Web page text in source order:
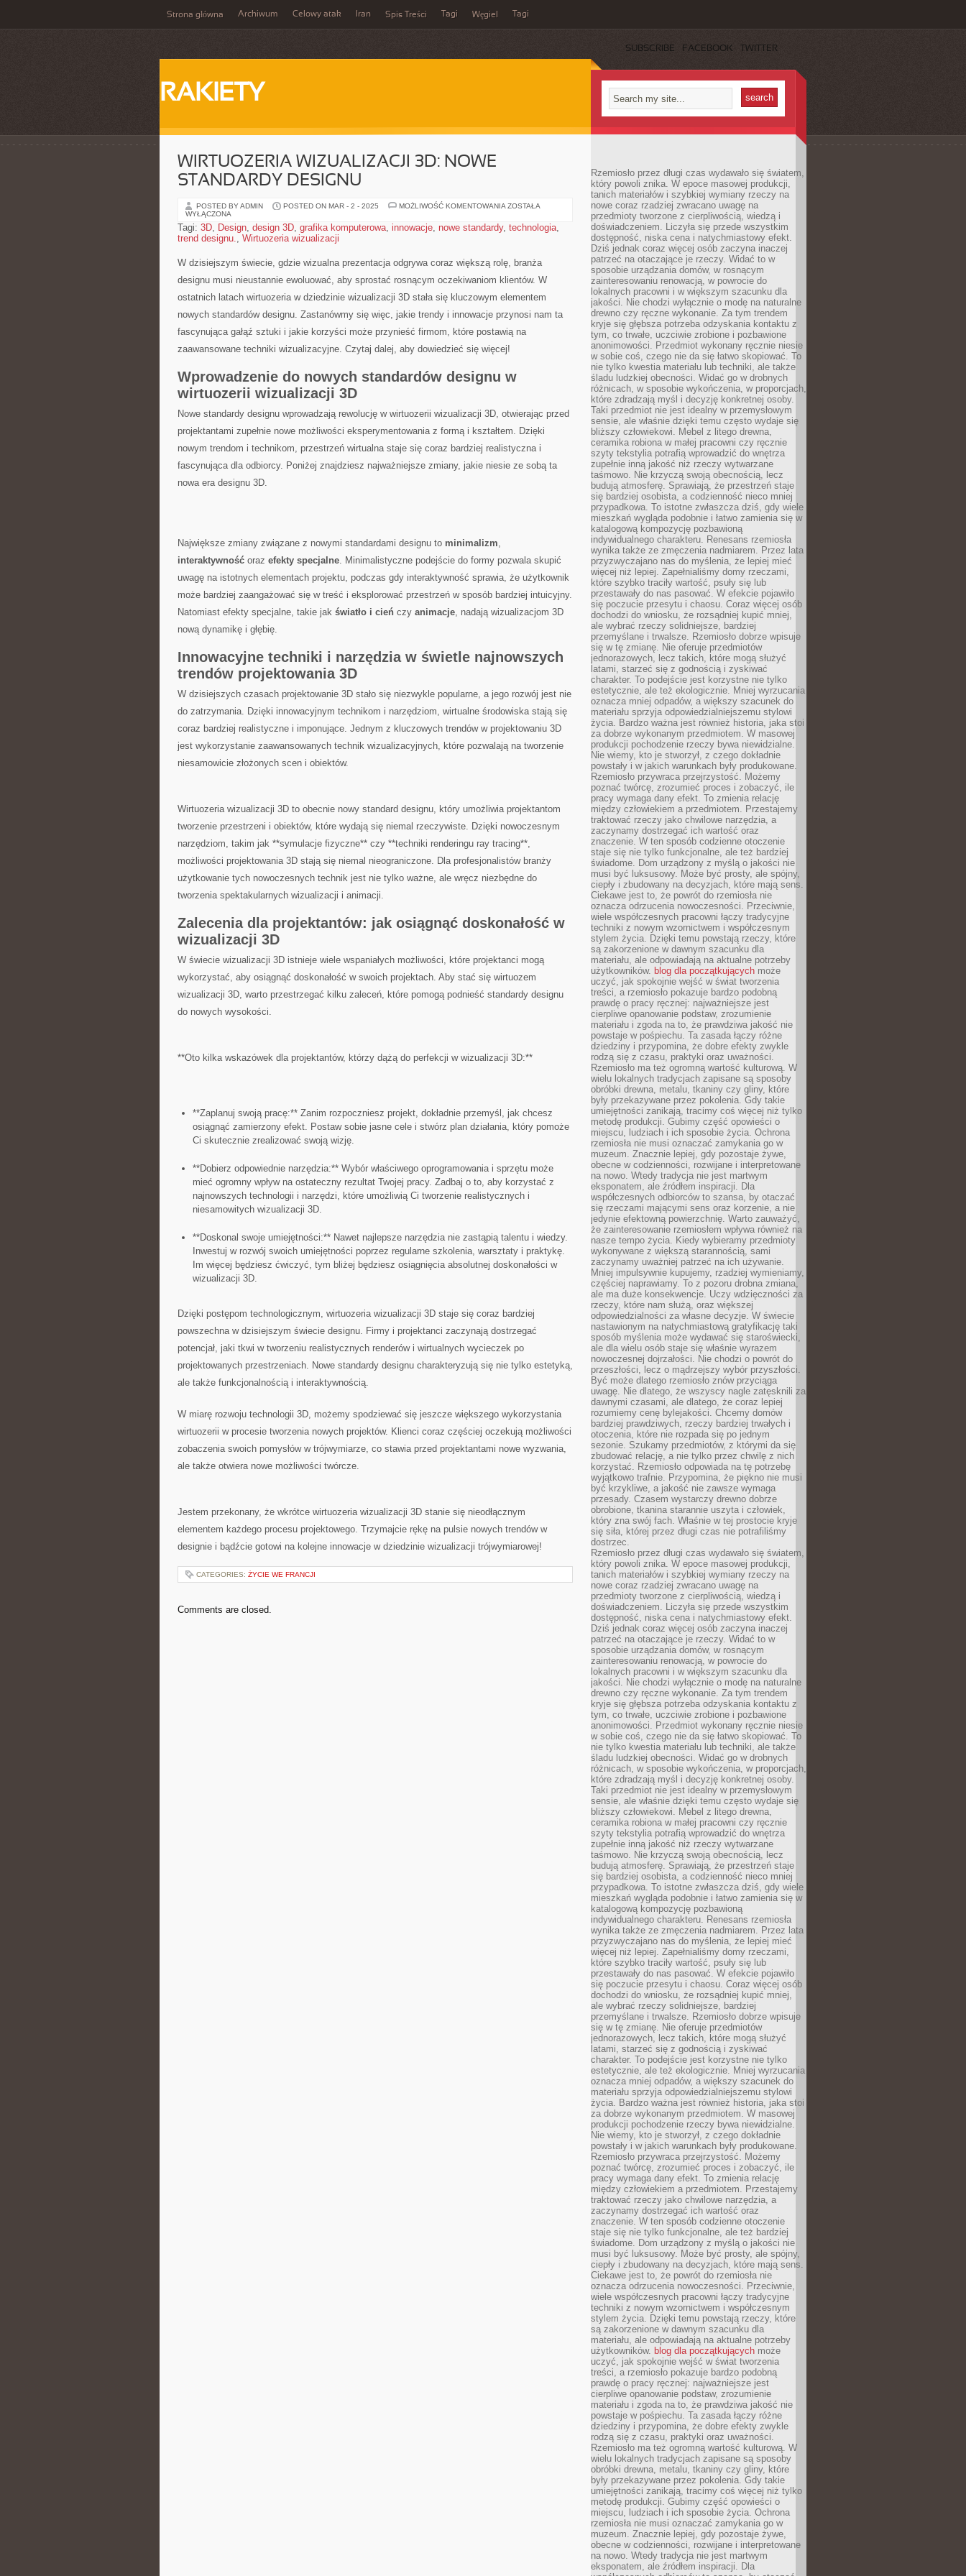
Strona główna Archiwum Celowy atak Iran Spis Treści Tagi Węgiel Tagi
SUBSCRIBE FACEBOOK TWITTER
RAKIETY
WIRTUOZERIA WIZUALIZACJI 3D: NOWE
STANDARDY DESIGNU
POSTED BY ADMIN POSTED ON MAR - 2 - 2025 MOŻLIWOŚĆ KOMENTOWANIA WIRTUOZERIA
NOWE
ZOSTAŁA
WYŁĄCZONA
Tagi: 3D, Design, design 3D, grafika komputerowa, innowacje, nowe standardy, technologia,
trend designu., Wirtuozeria wizualizacji
W dzisiejszym świecie, gdzie⁣ wizualna prezentacja odgrywa⁤ coraz ​większą rolę, branża
designu musi nieustannie ewoluować, ⁢aby ​sprostać rosnącym oczekiwaniom klientów. W
ostatnich latach ⁢wirtuozeria w dziedzinie wizualizacji 3D ​stała ‌się‌ kluczowym elementem⁣
nowych standardów designu.⁤ Zastanówmy się więc, jakie trendy i innowacje przynosi nam ta
fascynująca gałąź sztuki i jakie korzyści może przynieść firmom, które ‌postawią na
zaawansowane techniki wizualizacyjne. ⁢Czytaj dalej, aby dowiedzieć się⁤ więcej!
Wprowadzenie do nowych standardów ⁣designu w
wirtuozerii⁣ wizualizacji​ 3D
Nowe standardy ⁣designu wprowadzają ‍rewolucję w wirtuozerii wizualizacji 3D, ⁣otwierając przed
projektantami ⁤zupełnie nowe możliwości eksperymentowania z formą i kształtem. Dzięki
nowym‌ trendom i ‌technikom, przestrzeń wirtualna ⁣staje się coraz bardziej realistyczna i
fascynująca dla ‍odbiorcy. Poniżej znajdziesz najważniejsze zmiany, jakie niesie ze sobą ta
nowa era designu 3D.
Największe zmiany związane z nowymi standardami designu ‍to minimalizm, ​
interaktywność oraz‍ efekty ⁢specjalne.‌ Minimalistyczne podejście do formy​ pozwala⁢ skupić
‌uwagę na ​istotnych elementach projektu, podczas gdy interaktywność sprawia, że​ użytkownik
może bardziej zaangażować ⁢się w‍ treść⁢ i eksplorować przestrzeń w sposób bardziej intuicyjny.
Natomiast efekty specjalne, takie jak światło i cień czy animacje, nadają wizualizacjom 3D
nową dynamikę⁤ i głębię.
Innowacyjne techniki⁤ i narzędzia w świetle ⁣najnowszych
trendów ‌projektowania 3D
W dzisiejszych czasach projektowanie 3D ​stało⁤ się niezwykle popularne, a jego rozwój jest‌ nie
do zatrzymania. Dzięki innowacyjnym technikom ​i narzędziom, wirtualne‌ środowiska‌ stają się
coraz bardziej realistyczne i imponujące. Jednym z kluczowych trendów w projektowaniu⁢ 3D
jest wykorzystanie zaawansowanych technik wizualizacyjnych, które⁣ pozwalają na tworzenie
niesamowicie ⁤złożonych⁤ scen i obiektów.
Wirtuozeria wizualizacji⁣ 3D to obecnie nowy‌ standard designu, ⁣który‍ umożliwia⁢ projektantom
tworzenie przestrzeni ⁣i obiektów, które wydają się niemal rzeczywiste. Dzięki nowoczesnym
narzędziom,​ takim jak **symulacje fizyczne** czy⁣ **techniki renderingu ray⁤ tracing**,
możliwości projektowania 3D stają się​ niemal nieograniczone. Dla ‌profesjonalistów branży
użytkowanie​ tych ⁣nowoczesnych‌ technik jest nie tylko ważne, ale wręcz ​niezbędne do
tworzenia ⁣spektakularnych wizualizacji i animacji.
Zalecenia dla projektantów: jak osiągnąć doskonałość w
wizualizacji 3D
W świecie wizualizacji 3D istnieje wiele wspaniałych możliwości, które projektanci mogą
wykorzystać, aby osiągnąć doskonałość‍ w swoich projektach. Aby​ stać się wirtuozem
wizualizacji 3D, warto przestrzegać kilku‌ zaleceń, które pomogą podnieść standardy designu⁣
do nowych wysokości.
**Oto kilka wskazówek‍ dla projektantów,​ którzy⁣ dążą do perfekcji w wizualizacji 3D:**
**Zaplanuj swoją pracę:** Zanim rozpoczniesz projekt, dokładnie przemyśl, jak​ chcesz
osiągnąć zamierzony⁢ efekt. Postaw sobie jasne cele i stwórz plan⁤ działania, który pomoże
Ci skutecznie zrealizować swoją wizję.
**Dobierz odpowiednie narzędzia:** Wybór ‍właściwego oprogramowania i sprzętu może
mieć ogromny wpływ na ostateczny⁣ rezultat Twojej pracy. Zadbaj o to,‍ aby korzystać z
najnowszych technologii i narzędzi, które umożliwią Ci tworzenie realistycznych i
niesamowitych wizualizacji 3D.
**Doskonal swoje umiejętności:** Nawet najlepsze narzędzia nie zastąpią ‍talentu ⁢i wiedzy.
Inwestuj w rozwój swoich umiejętności poprzez regularne szkolenia, warsztaty‍ i praktykę.
Im więcej będziesz ćwiczyć, tym bliżej będziesz osiągnięcia absolutnej doskonałości w
wizualizacji 3D.
Dzięki postępom ‌technologicznym, wirtuozeria⁤ wizualizacji⁢ 3D staje się coraz⁣ bardziej
⁤powszechna w dzisiejszym świecie‌ designu. Firmy i projektanci‌ zaczynają dostrzegać
potencjał, jaki tkwi w tworzeniu realistycznych renderów i wirtualnych‍ wycieczek po
projektowanych⁣ przestrzeniach. Nowe ⁣standardy ‌designu charakteryzują‌ się nie tylko estetyką,
ale także funkcjonalnością i interaktywnością.
W miarę rozwoju technologii⁢ 3D, możemy spodziewać się jeszcze większego wykorzystania
wirtuozerii w procesie tworzenia‌ nowych‍ projektów. Klienci coraz częściej oczekują ‌możliwości
zobaczenia ⁤swoich⁣ pomysłów w trójwymiarze, co stawia przed projektantami nowe wyzwania,
ale‍ także otwiera nowe możliwości twórcze.
Jestem przekonany, że wkrótce wirtuozeria‍ wizualizacji 3D ⁤stanie się ⁤nieodłącznym
elementem każdego ⁢procesu projektowego. Trzymajcie‌ rękę na pulsie nowych trendów ⁤w
designie i bądźcie ​gotowi na kolejne innowacje w dziedzinie​ wizualizacji trójwymiarowej!
CATEGORIES: ŻYCIE WE FRANCJI
Comments are closed.
Rzemiosło przez długi czas wydawało się światem,
który powoli znika. W epoce masowej produkcji,
tanich materiałów i szybkiej wymiany rzeczy na
nowe coraz rzadziej zwracano uwagę na
przedmioty tworzone z cierpliwością, wiedzą i
doświadczeniem. Liczyła się przede wszystkim
dostępność, niska cena i natychmiastowy efekt.
Dziś jednak coraz więcej osób zaczyna inaczej
patrzeć na otaczające je rzeczy. Widać to w
sposobie urządzania domów, w rosnącym
zainteresowaniu renowacją, w powrocie do
lokalnych pracowni i w większym szacunku dla
jakości. Nie chodzi wyłącznie o modę na naturalne
drewno czy ręczne wykonanie. Za tym trendem
kryje się głębsza potrzeba odzyskania kontaktu z
tym, co trwałe, uczciwie zrobione i pozbawione
anonimowości. Przedmiot wykonany ręcznie niesie
w sobie coś, czego nie da się łatwo skopiować. To
nie tylko kwestia materiału lub techniki, ale także
śladu ludzkiej obecności. Widać go w drobnych
różnicach, w sposobie wykończenia, w proporcjach,
które zdradzają myśl i decyzję konkretnej osoby.
Taki przedmiot nie jest idealny w przemysłowym
sensie, ale właśnie dzięki temu często wydaje się
bliższy człowiekowi. Mebel z litego drewna,
ceramika robiona w małej pracowni czy ręcznie
szyty tekstylia potrafią wprowadzić do wnętrza
zupełnie inną jakość niż rzeczy wytwarzane
taśmowo. Nie krzyczą swoją obecnością, lecz
budują atmosferę. Sprawiają, że przestrzeń staje
się bardziej osobista, a codzienność nieco mniej
przypadkowa. To istotne zwłaszcza dziś, gdy wiele
mieszkań wygląda podobnie i łatwo zamienia się w
katalogową kompozycję pozbawioną
indywidualnego charakteru. Renesans rzemiosła
wynika także ze zmęczenia nadmiarem. Przez lata
przyzwyczajano nas do myślenia, że lepiej mieć
więcej niż lepiej. Zapełnialiśmy domy rzeczami,
które szybko traciły wartość, psuły się lub
przestawały do nas pasować. W efekcie pojawiło
się poczucie przesytu i chaosu. Coraz więcej osób
dochodzi do wniosku, że rozsądniej kupić mniej,
ale wybrać rzeczy solidniejsze, bardziej
przemyślane i trwalsze. Rzemiosło dobrze wpisuje
się w tę zmianę. Nie oferuje przedmiotów
jednorazowych, lecz takich, które mogą służyć
latami, starzeć się z godnością i zyskiwać
charakter. To podejście jest korzystne nie tylko
estetycznie, ale też ekologicznie. Mniej wyrzucania
oznacza mniej odpadów, a większy szacunek do
materiału sprzyja odpowiedzialniejszemu stylowi
życia. Bardzo ważna jest również historia, jaka stoi
za dobrze wykonanym przedmiotem. W masowej
produkcji pochodzenie rzeczy bywa niewidzialne.
Nie wiemy, kto je stworzył, z czego dokładnie
powstały i w jakich warunkach były produkowane.
Rzemiosło przywraca przejrzystość. Możemy
poznać twórcę, zrozumieć proces i zobaczyć, ile
pracy wymaga dany efekt. To zmienia relację
między człowiekiem a przedmiotem. Przestajemy
traktować rzeczy jako chwilowe narzędzia, a
zaczynamy dostrzegać ich wartość oraz
znaczenie. W ten sposób codzienne otoczenie
staje się nie tylko funkcjonalne, ale też bardziej
świadome. Dom urządzony z myślą o jakości nie
musi być luksusowy. Może być prosty, ale spójny,
ciepły i zbudowany na decyzjach, które mają sens.
Ciekawe jest to, że powrót do rzemiosła nie
oznacza odrzucenia nowoczesności. Przeciwnie,
wiele współczesnych pracowni łączy tradycyjne
techniki z nowym wzornictwem i współczesnym
stylem życia. Dzięki temu powstają rzeczy, które
są zakorzenione w dawnym szacunku dla
materiału, ale odpowiadają na aktualne potrzeby
użytkowników. blog dla początkujących może
uczyć, jak spokojnie wejść w świat tworzenia
treści, a rzemiosło pokazuje bardzo podobną
prawdę o pracy ręcznej: najważniejsze jest
cierpliwe opanowanie podstaw, zrozumienie
materiału i zgoda na to, że prawdziwa jakość nie
powstaje w pośpiechu. Ta zasada łączy różne
dziedziny i przypomina, że dobre efekty zwykle
rodzą się z czasu, praktyki oraz uważności.
Rzemiosło ma też ogromną wartość kulturową. W
wielu lokalnych tradycjach zapisane są sposoby
obróbki drewna, metalu, tkaniny czy gliny, które
były przekazywane przez pokolenia. Gdy takie
umiejętności zanikają, tracimy coś więcej niż tylko
metodę produkcji. Gubimy część opowieści o
miejscu, ludziach i ich sposobie życia. Ochrona
rzemiosła nie musi oznaczać zamykania go w
muzeum. Znacznie lepiej, gdy pozostaje żywe,
obecne w codzienności, rozwijane i interpretowane
na nowo. Wtedy tradycja nie jest martwym
eksponatem, ale źródłem inspiracji. Dla
współczesnych odbiorców to szansa, by otaczać
się rzeczami mającymi sens oraz korzenie, a nie
jedynie efektowną powierzchnię. Warto zauważyć,
że zainteresowanie rzemiosłem wpływa również na
nasze tempo życia. Kiedy wybieramy przedmioty
wykonywane z większą starannością, sami
zaczynamy uważniej patrzeć na ich używanie.
Mniej impulsywnie kupujemy, rzadziej wymieniamy,
częściej naprawiamy. To z pozoru drobna zmiana,
ale ma duże konsekwencje. Uczy wdzięczności za
rzeczy, które nam służą, oraz większej
odpowiedzialności za własne decyzje. W świecie
nastawionym na natychmiastową gratyfikację taki
sposób myślenia może wydawać się staroświecki,
ale dla wielu osób staje się właśnie wyrazem
nowoczesnej dojrzałości. Nie chodzi o powrót do
przeszłości, lecz o mądrzejszy wybór przyszłości.
Być może dlatego rzemiosło znów przyciąga
uwagę. Nie dlatego, że wszyscy nagle zatęsknili za
dawnymi czasami, ale dlatego, że coraz lepiej
rozumiemy cenę bylejakości. Chcemy domów
bardziej prawdziwych, rzeczy bardziej trwałych i
otoczenia, które nie rozpada się po jednym
sezonie. Szukamy przedmiotów, z którymi da się
zbudować relację, a nie tylko przez chwilę z nich
korzystać. Rzemiosło odpowiada na tę potrzebę
wyjątkowo trafnie. Przypomina, że piękno nie musi
być krzykliwe, a jakość nie zawsze wymaga
przesady. Czasem wystarczy drewno dobrze
obrobione, tkanina starannie uszyta i człowiek,
który zna swój fach. Właśnie w tej prostocie kryje
się siła, której przez długi czas nie potrafiliśmy
dostrzec.
Rzemiosło przez długi czas wydawało się światem,
który powoli znika. W epoce masowej produkcji,
tanich materiałów i szybkiej wymiany rzeczy na
nowe coraz rzadziej zwracano uwagę na
przedmioty tworzone z cierpliwością, wiedzą i
doświadczeniem. Liczyła się przede wszystkim
dostępność, niska cena i natychmiastowy efekt.
Dziś jednak coraz więcej osób zaczyna inaczej
patrzeć na otaczające je rzeczy. Widać to w
sposobie urządzania domów, w rosnącym
zainteresowaniu renowacją, w powrocie do
lokalnych pracowni i w większym szacunku dla
jakości. Nie chodzi wyłącznie o modę na naturalne
drewno czy ręczne wykonanie. Za tym trendem
kryje się głębsza potrzeba odzyskania kontaktu z
tym, co trwałe, uczciwie zrobione i pozbawione
anonimowości. Przedmiot wykonany ręcznie niesie
w sobie coś, czego nie da się łatwo skopiować. To
nie tylko kwestia materiału lub techniki, ale także
śladu ludzkiej obecności. Widać go w drobnych
różnicach, w sposobie wykończenia, w proporcjach,
które zdradzają myśl i decyzję konkretnej osoby.
Taki przedmiot nie jest idealny w przemysłowym
sensie, ale właśnie dzięki temu często wydaje się
bliższy człowiekowi. Mebel z litego drewna,
ceramika robiona w małej pracowni czy ręcznie
szyty tekstylia potrafią wprowadzić do wnętrza
zupełnie inną jakość niż rzeczy wytwarzane
taśmowo. Nie krzyczą swoją obecnością, lecz
budują atmosferę. Sprawiają, że przestrzeń staje
się bardziej osobista, a codzienność nieco mniej
przypadkowa. To istotne zwłaszcza dziś, gdy wiele
mieszkań wygląda podobnie i łatwo zamienia się w
katalogową kompozycję pozbawioną
indywidualnego charakteru. Renesans rzemiosła
wynika także ze zmęczenia nadmiarem. Przez lata
przyzwyczajano nas do myślenia, że lepiej mieć
więcej niż lepiej. Zapełnialiśmy domy rzeczami,
które szybko traciły wartość, psuły się lub
przestawały do nas pasować. W efekcie pojawiło
się poczucie przesytu i chaosu. Coraz więcej osób
dochodzi do wniosku, że rozsądniej kupić mniej,
ale wybrać rzeczy solidniejsze, bardziej
przemyślane i trwalsze. Rzemiosło dobrze wpisuje
się w tę zmianę. Nie oferuje przedmiotów
jednorazowych, lecz takich, które mogą służyć
latami, starzeć się z godnością i zyskiwać
charakter. To podejście jest korzystne nie tylko
estetycznie, ale też ekologicznie. Mniej wyrzucania
oznacza mniej odpadów, a większy szacunek do
materiału sprzyja odpowiedzialniejszemu stylowi
życia. Bardzo ważna jest również historia, jaka stoi
za dobrze wykonanym przedmiotem. W masowej
produkcji pochodzenie rzeczy bywa niewidzialne.
Nie wiemy, kto je stworzył, z czego dokładnie
powstały i w jakich warunkach były produkowane.
Rzemiosło przywraca przejrzystość. Możemy
poznać twórcę, zrozumieć proces i zobaczyć, ile
pracy wymaga dany efekt. To zmienia relację
między człowiekiem a przedmiotem. Przestajemy
traktować rzeczy jako chwilowe narzędzia, a
zaczynamy dostrzegać ich wartość oraz
znaczenie. W ten sposób codzienne otoczenie
staje się nie tylko funkcjonalne, ale też bardziej
świadome. Dom urządzony z myślą o jakości nie
musi być luksusowy. Może być prosty, ale spójny,
ciepły i zbudowany na decyzjach, które mają sens.
Ciekawe jest to, że powrót do rzemiosła nie
oznacza odrzucenia nowoczesności. Przeciwnie,
wiele współczesnych pracowni łączy tradycyjne
techniki z nowym wzornictwem i współczesnym
stylem życia. Dzięki temu powstają rzeczy, które
są zakorzenione w dawnym szacunku dla
materiału, ale odpowiadają na aktualne potrzeby
użytkowników. blog dla początkujących może
uczyć, jak spokojnie wejść w świat tworzenia
treści, a rzemiosło pokazuje bardzo podobną
prawdę o pracy ręcznej: najważniejsze jest
cierpliwe opanowanie podstaw, zrozumienie
materiału i zgoda na to, że prawdziwa jakość nie
powstaje w pośpiechu. Ta zasada łączy różne
dziedziny i przypomina, że dobre efekty zwykle
rodzą się z czasu, praktyki oraz uważności.
Rzemiosło ma też ogromną wartość kulturową. W
wielu lokalnych tradycjach zapisane są sposoby
obróbki drewna, metalu, tkaniny czy gliny, które
były przekazywane przez pokolenia. Gdy takie
umiejętności zanikają, tracimy coś więcej niż tylko
metodę produkcji. Gubimy część opowieści o
miejscu, ludziach i ich sposobie życia. Ochrona
rzemiosła nie musi oznaczać zamykania go w
muzeum. Znacznie lepiej, gdy pozostaje żywe,
obecne w codzienności, rozwijane i interpretowane
na nowo. Wtedy tradycja nie jest martwym
eksponatem, ale źródłem inspiracji. Dla